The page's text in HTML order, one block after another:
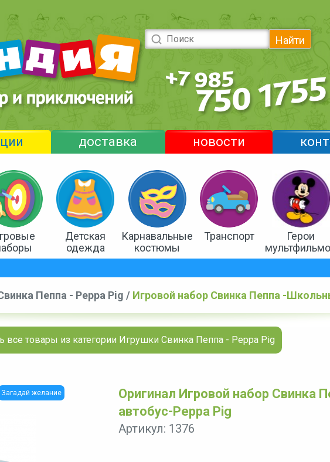
Найти
доставка новости
Детская
одежда
Карнавальные
костюмы
Транспорт
Герои
Пеппа - Peppa Pig / Игровой набор Свинка Пеппа -
все товары из категории Игрушки Свинка Пеппа - Peppa Pig
Загадай желание
Оригинал Игровой набор Свинка
автобус-Peppa Pig
Артикул: 1376